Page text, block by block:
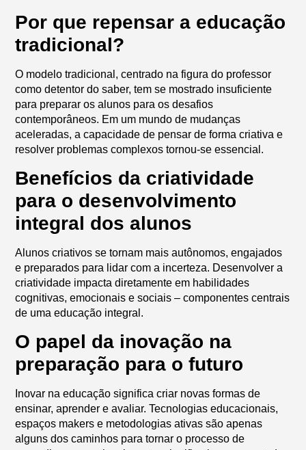
Por que repensar a educação
tradicional?
O modelo tradicional, centrado na figura do professor
como detentor do saber, tem se mostrado insuficiente
para preparar os alunos para os desafios
contemporâneos. Em um mundo de mudanças
aceleradas, a capacidade de pensar de forma criativa e
resolver problemas complexos tornou-se essencial.
Benefícios da criatividade
para o desenvolvimento
integral dos alunos
Alunos criativos se tornam mais autônomos, engajados
e preparados para lidar com a incerteza. Desenvolver a
criatividade impacta diretamente em habilidades
cognitivas, emocionais e sociais – componentes centrais
de uma educação integral.
O papel da inovação na
preparação para o futuro
Inovar na educação significa criar novas formas de
ensinar, aprender e avaliar. Tecnologias educacionais,
espaços makers e metodologias ativas são apenas
alguns dos caminhos para tornar o processo de